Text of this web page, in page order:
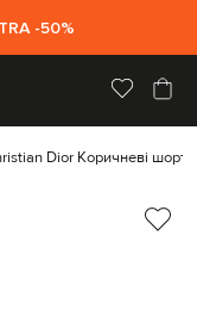
-50%
Dior Коричневі